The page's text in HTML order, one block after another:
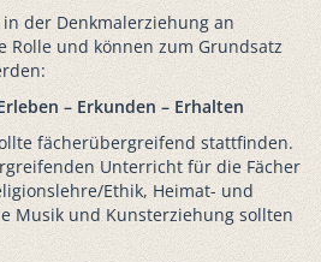
der Denkmalerziehung an
Rolle und können zum Grundsatz
– Erkunden – Erhalten
fächerübergreifend stattfinden.
Unterricht für die Fächer
Ethik, Heimat- und
Musik und Kunsterziehung sollten